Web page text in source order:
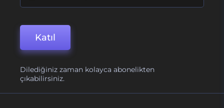
Katıl
Dilediğiniz zaman kolayca abonelikten
çıkabilirsiniz.